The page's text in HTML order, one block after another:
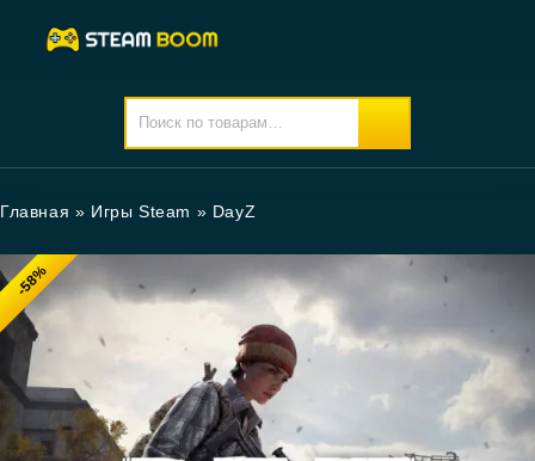
Главная » Игры Steam » DayZ
-58%